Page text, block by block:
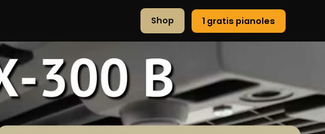
Shop 1 gratis pianoles